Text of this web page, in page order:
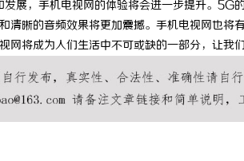
发展，手机电视网的体验将会进一步提升。5G
清晰的音频效果将更加震撼。手机电视网也
网将成为人们生活中不可或缺的一部分，让我